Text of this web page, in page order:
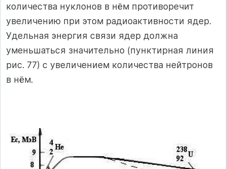
количества нуклонов в нём противоречит
увеличению при этом радиоактивности ядер.
Удельная энергия связи ядер должна
уменьшаться значительно (пунктирная линия
рис. 77) с увеличением количества нейтронов
в нём.